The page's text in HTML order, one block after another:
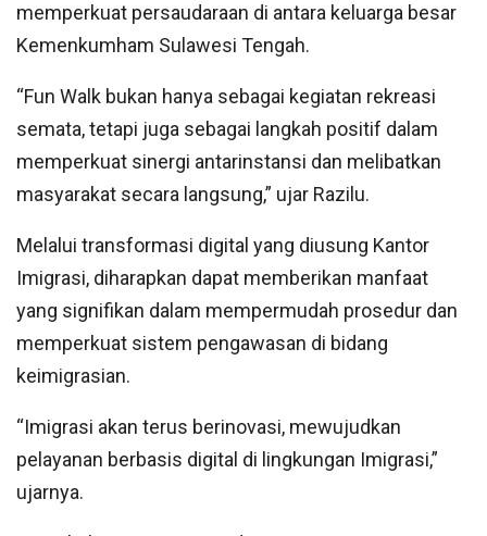
memperkuat persaudaraan di antara keluarga besar
Kemenkumham Sulawesi Tengah.
“Fun Walk bukan hanya sebagai kegiatan rekreasi
semata, tetapi juga sebagai langkah positif dalam
memperkuat sinergi antarinstansi dan melibatkan
masyarakat secara langsung,” ujar Razilu.
Melalui transformasi digital yang diusung Kantor
Imigrasi, diharapkan dapat memberikan manfaat
yang signifikan dalam mempermudah prosedur dan
memperkuat sistem pengawasan di bidang
keimigrasian.
“Imigrasi akan terus berinovasi, mewujudkan
pelayanan berbasis digital di lingkungan Imigrasi,”
ujarnya.